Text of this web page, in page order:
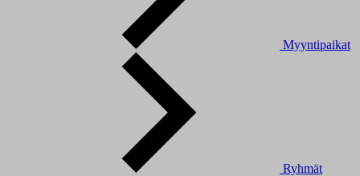
Myyntipaikat
Ryhmät